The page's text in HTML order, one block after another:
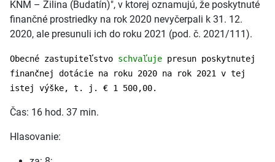
KNM – Žilina (Budatín)", v ktorej oznamujú, že poskytnuté
finančné prostriedky na rok 2020 nevyčerpali k 31. 12.
2020, ale presunuli ich do roku 2021 (pod. č. 2021/111).
Obecné zastupiteľstvo schvaľuje presun poskytnutej
finančnej dotácie na roku 2020 na rok 2021 v tej
istej výške, t. j. € 1 500,00.
Čas: 16 hod. 37 min.
Hlasovanie: